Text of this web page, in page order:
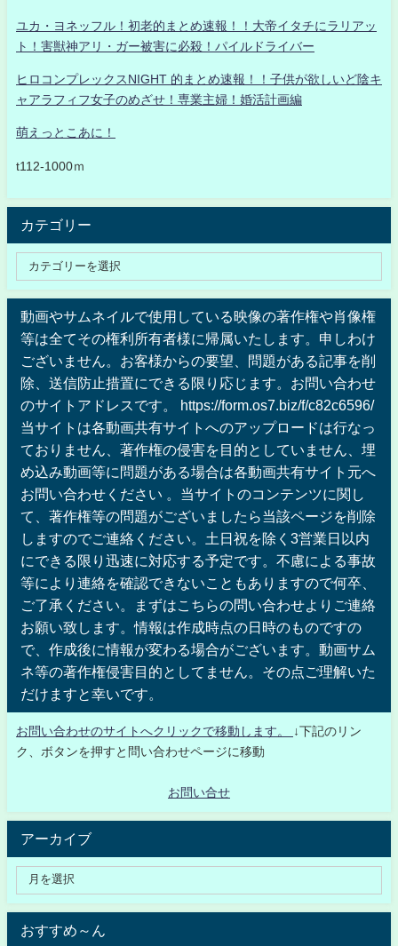
ユカ・ヨネッフル！初老的まとめ速報！！大帝イタチにラリアッ
ト！害獣神アリ・ガー被害に必殺！パイルドライバー
ヒロコンプレックスNIGHT 的まとめ速報！！子供が欲しいど陰キ
ャアラフィフ女子のめざせ！専業主婦！婚活計画編
萌えっとこあに！
t112-1000ｍ
カテゴリー
動画やサムネイルで使用している映像の著作権や肖像権
等は全てその権利所有者様に帰属いたします。申しわけ
ございません。お客様からの要望、問題がある記事を削
除、送信防止措置にできる限り応じます。お問い合わせ
のサイトアドレスです。 https://form.os7.biz/f/c82c6596/
当サイトは各動画共有サイトへのアップロードは行なっ
ておりません、著作権の侵害を目的としていません、埋
め込み動画等に問題がある場合は各動画共有サイト元へ
お問い合わせください 。当サイトのコンテンツに関し
て、著作権等の問題がございましたら当該ページを削除
しますのでご連絡ください。土日祝を除く3営業日以内
にできる限り迅速に対応する予定です。不慮による事故
等により連絡を確認できないこともありますので何卒、
ご了承ください。まずはこちらの問い合わせよりご連絡
お願い致します。情報は作成時点の日時のものですの
で、作成後に情報が変わる場合がございます。動画サム
ネ等の著作権侵害目的としてません。その点ご理解いた
だけますと幸いです。
お問い合わせのサイトへクリックで移動します。
↓下記のリン
ク、ボタンを押すと問い合わせページに移動
お問い合せ
アーカイブ
おすすめ～ん